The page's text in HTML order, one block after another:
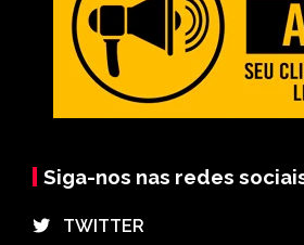
Siga-nos nas redes
⠀TWITTER